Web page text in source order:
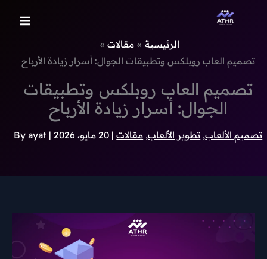
الرئيسية
مقالات
تصميم العاب روبلكس وتطبيقات الجوال: أسرار زيادة الأرباح
تصميم العاب روبلكس وتطبيقات
الجوال: أسرار زيادة الأرباح
تصميم الألعاب, تطوير الألعاب, مقالات| 20 مايو، 2026 | By
ayat